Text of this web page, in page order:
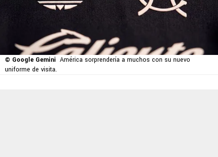
© Google Gemini América sorprendería a muchos con su nuevo
uniforme de visita.